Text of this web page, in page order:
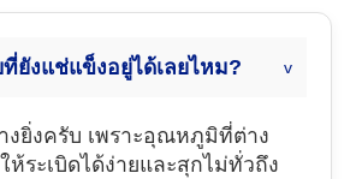
ยังแช่แข็งอยู่ได้เลยไหม?
งยิ่งครับ เพราะอุณหภูมิที่ต่าง
ห้ระเบิดได้ง่ายและสุกไม่ทั่วถึง